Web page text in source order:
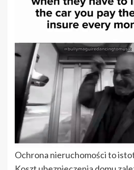
Ochrona nieruchomości to